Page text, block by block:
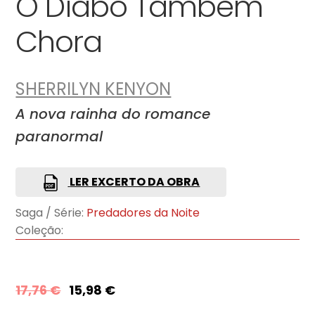
Chora
SHERRILYN KENYON
A nova rainha do romance
paranormal
LER EXCERTO DA OBRA
Saga / Série: Predadores da Noite
Coleção:
17,76€ 15,98 €